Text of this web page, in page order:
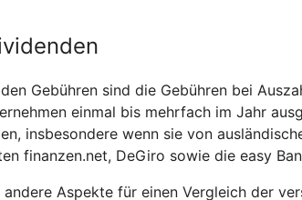
Gebühren sind die Gebühren bei
einmal bis mehrfach im Jahr
insbesondere wenn sie von
finanzen.net, DeGiro sowie die easy
Aspekte für einen Vergleich der